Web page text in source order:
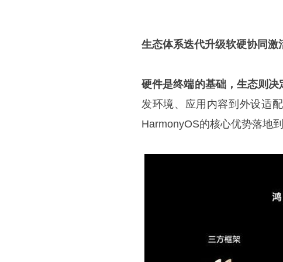
生态体系迭代升级软硬协同激
硬件是终端的基础，生态则
发环境、应用内容到外设适
HarmonyOS的核心优势落地